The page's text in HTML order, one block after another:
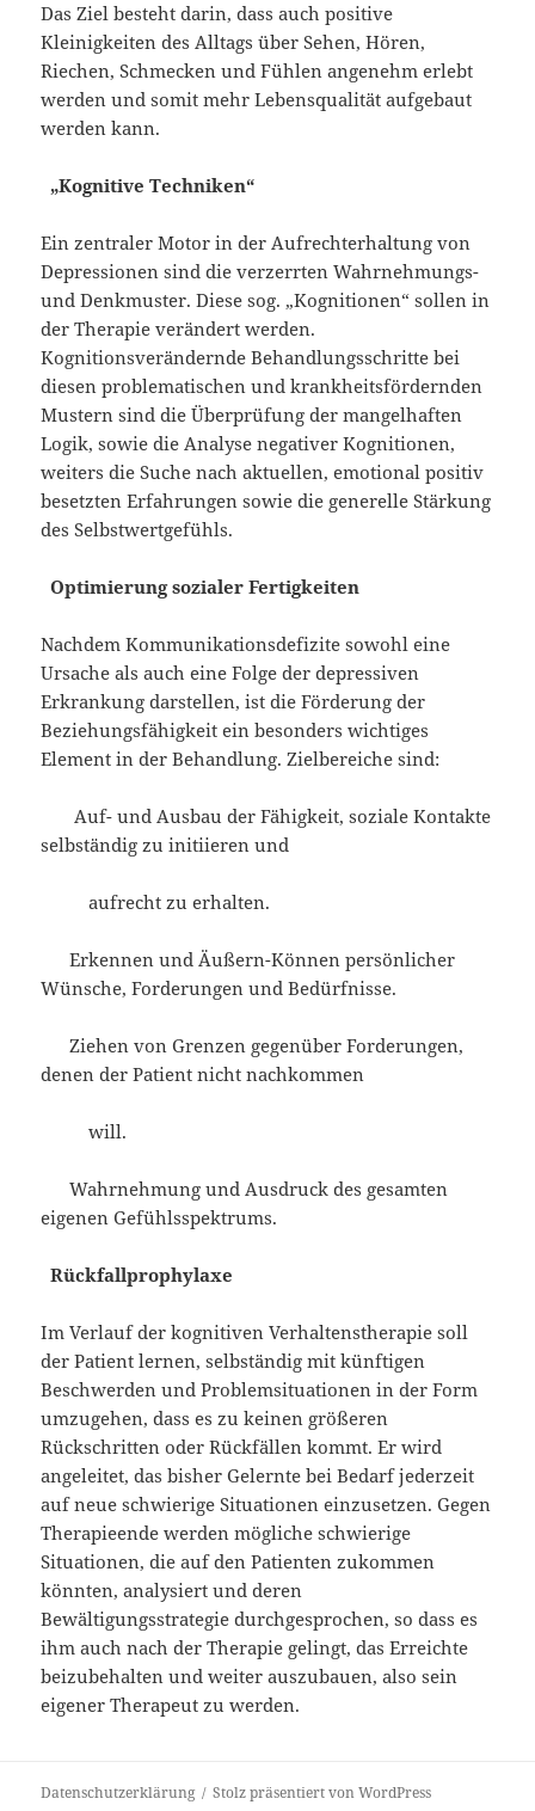
Das Ziel besteht darin, dass auch positive
Kleinigkeiten des Alltags über Sehen, Hören,
Riechen, Schmecken und Fühlen angenehm erlebt
werden und somit mehr Lebensqualität aufgebaut
werden kann.
„Kognitive Techniken“
Ein zentraler Motor in der Aufrechterhaltung von
Depressionen sind die verzerrten Wahrnehmungs-
und Denkmuster. Diese sog. „Kognitionen“ sollen in
der Therapie verändert werden.
Kognitionsverändernde Behandlungsschritte bei
diesen problematischen und krankheitsfördernden
Mustern sind die Überprüfung der mangelhaften
Logik, sowie die Analyse negativer Kognitionen,
weiters die Suche nach aktuellen, emotional positiv
besetzten Erfahrungen sowie die generelle Stärkung
des Selbstwertgefühls.
Optimierung sozialer Fertigkeiten
Nachdem Kommunikationsdefizite sowohl eine
Ursache als auch eine Folge der depressiven
Erkrankung darstellen, ist die Förderung der
Beziehungsfähigkeit ein besonders wichtiges
Element in der Behandlung. Zielbereiche sind:
Auf- und Ausbau der Fähigkeit, soziale Kontakte
selbständig zu initiieren und
aufrecht zu erhalten.
Erkennen und Äußern-Können persönlicher
Wünsche, Forderungen und Bedürfnisse.
Ziehen von Grenzen gegenüber Forderungen,
denen der Patient nicht nachkommen
will.
Wahrnehmung und Ausdruck des gesamten
eigenen Gefühlsspektrums.
Rückfallprophylaxe
Im Verlauf der kognitiven Verhaltenstherapie soll
der Patient lernen, selbständig mit künftigen
Beschwerden und Problemsituationen in der Form
umzugehen, dass es zu keinen größeren
Rückschritten oder Rückfällen kommt. Er wird
angeleitet, das bisher Gelernte bei Bedarf jederzeit
auf neue schwierige Situationen einzusetzen. Gegen
Therapieende werden mögliche schwierige
Situationen, die auf den Patienten zukommen
könnten, analysiert und deren
Bewältigungsstrategie durchgesprochen, so dass es
ihm auch nach der Therapie gelingt, das Erreichte
beizubehalten und weiter auszubauen, also sein
eigener Therapeut zu werden.
Datenschutzerklärung Stolz präsentiert von WordPress